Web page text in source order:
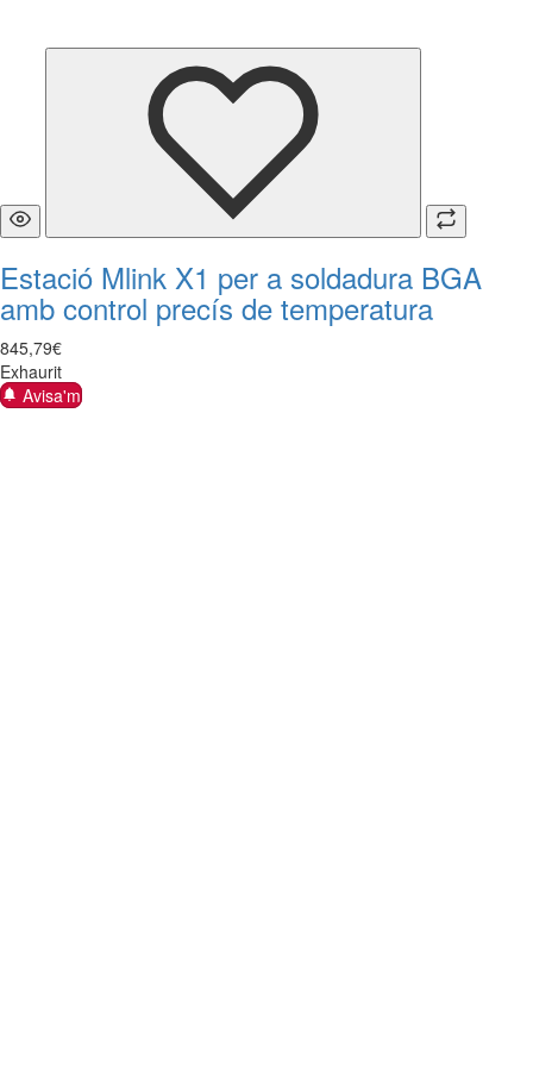
Estació Mlink X1 per a soldadura BGA
amb control precís de temperatura
845,79€
Exhaurit
Avisa'm